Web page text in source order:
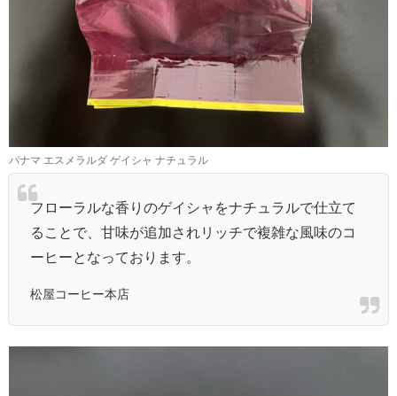
パナマ エスメラルダ ゲイシャ ナチュラル
フローラルな香りのゲイシャをナチュラルで仕立て
ることで、甘味が追加されリッチで複雑な風味のコ
ーヒーとなっております。
松屋コーヒー本店